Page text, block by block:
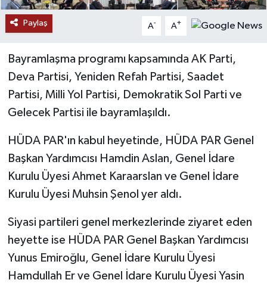
Paylaş A- A+
Bayramlaşma programı kapsamında AK Parti,
Deva Partisi, Yeniden Refah Partisi, Saadet
Partisi, Milli Yol Partisi, Demokratik Sol Parti ve
Gelecek Partisi ile bayramlaşıldı.
HÜDA PAR'ın kabul heyetinde, HÜDA PAR Genel
Başkan Yardımcısı Hamdin Aslan, Genel İdare
Kurulu Üyesi Ahmet Karaarslan ve Genel İdare
Kurulu Üyesi Muhsin Şenol yer aldı.
Siyasi partileri genel merkezlerinde ziyaret eden
heyette ise HÜDA PAR Genel Başkan Yardımcısı
Yunus Emiroğlu, Genel İdare Kurulu Üyesi
Hamdullah Er ve Genel İdare Kurulu Üyesi Yasin